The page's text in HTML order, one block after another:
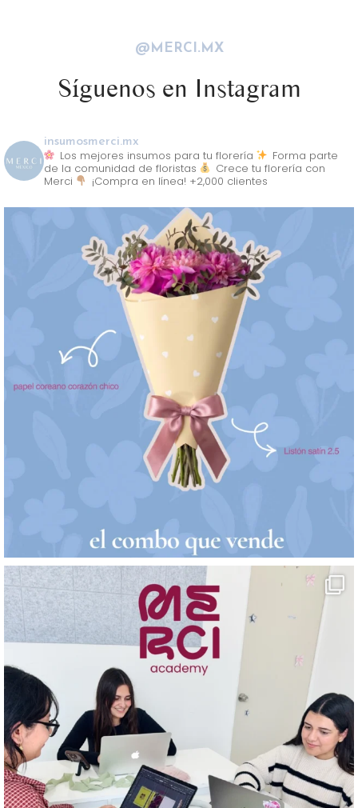
@MERCI.MX
Síguenos en Instagram
insumosmerci.mx
Los mejores insumos para tu florería
Forma parte
de la comunidad de floristas
Crece tu florería con
Merci
¡Compra en línea! +2,000 clientes